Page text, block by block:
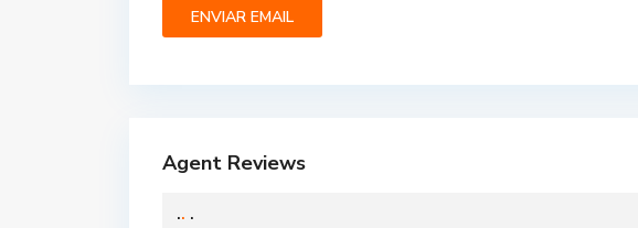
Agent Reviews
.. .